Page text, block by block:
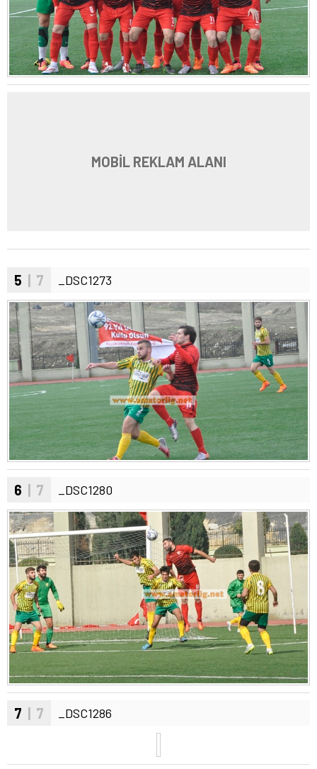
MOBİL REKLAM ALANI
5 | 7 _DSC1273
6 | 7 _DSC1280
7 | 7 _DSC1286